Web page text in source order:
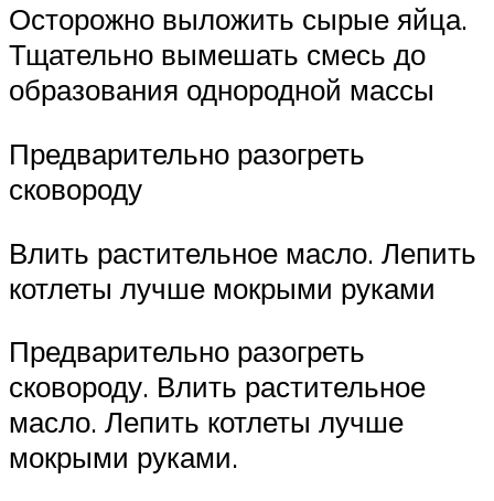
Осторожно выложить сырые яйца.
Тщательно вымешать смесь до
образования однородной массы
Предварительно разогреть
сковороду
Влить растительное масло. Лепить
котлеты лучше мокрыми руками
Предварительно разогреть
сковороду. Влить растительное
масло. Лепить котлеты лучше
мокрыми руками.